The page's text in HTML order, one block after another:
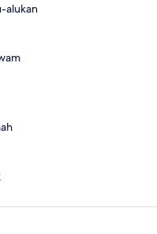
alukan